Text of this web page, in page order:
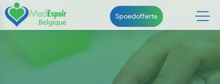
Skip
to
content
Spoedofferte